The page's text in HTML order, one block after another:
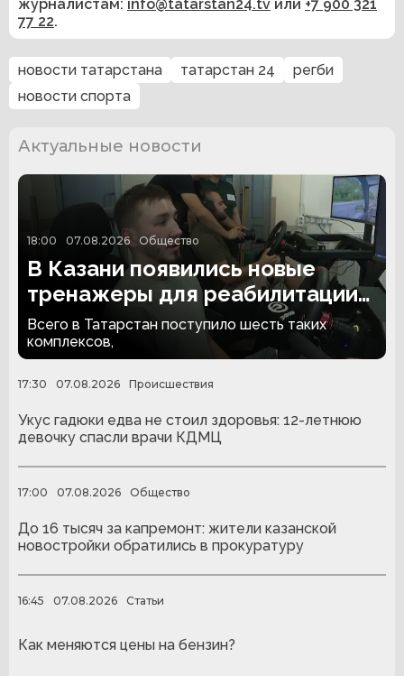
журналистам: info@tatarstan24.tv или +7 900 321
77 22.
новости татарстана татарстан 24
регби
новости спорта
Актуальные новости
18:00 07.08.2026 Общество
В Казани появились новые
тренажеры для реабилитации
людей с ампутациями
Всего в Татарстан поступило шесть таких
комплексов,
17:30 07.08.2026 Происшествия
Укус гадюки едва не стоил здоровья: 12-летнюю
девочку спасли врачи КДМЦ
17:00 07.08.2026 Общество
До 16 тысяч за капремонт: жители казанской
новостройки обратились в прокуратуру
16:45 07.08.2026 Статьи
Как меняются цены на бензин?